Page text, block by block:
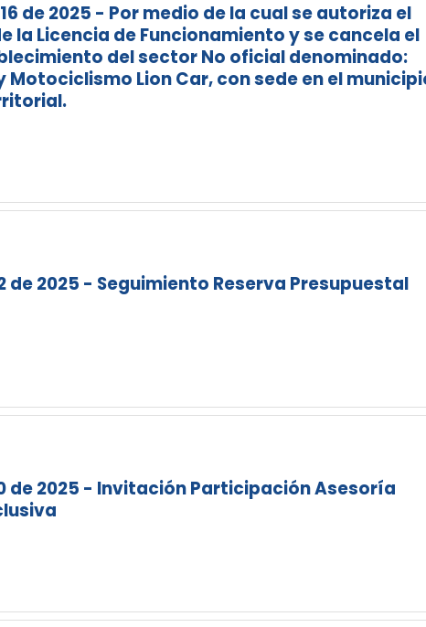
de 2025 - Por medio de la cual se autoriza el
Licencia de Funcionamiento y se cancela el
del sector No oficial denominado:
Lion Car, con sede en el
de 2025 - Seguimiento Reserva Presupuestal
de 2025 - Invitación Participación Asesoría